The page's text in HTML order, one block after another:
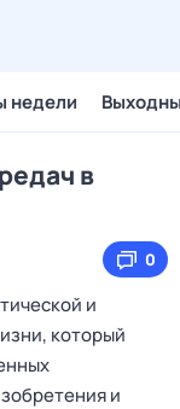
недели
в
0
и
который
и